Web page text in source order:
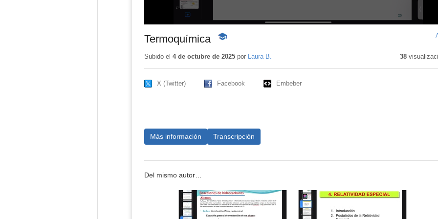
Termoquímica
-
educativo
Subido el 4 de octubre de 2025por Laura B. 38
X (Twitter) Facebook Embeber
Más información Transcripción
Del mismo autor…